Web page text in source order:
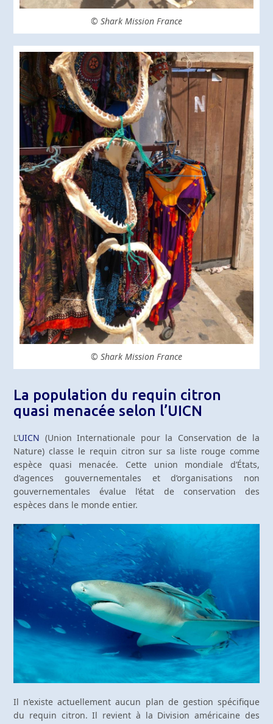
© Shark Mission France
© Shark Mission France
La population du requin citron
quasi menacée selon l’UICN
L’UICN (Union Internationale pour la Conservation de la
Nature) classe le requin citron sur sa liste rouge comme
espèce quasi menacée. Cette union mondiale d’États,
d’agences gouvernementales et d’organisations non
gouvernementales évalue l’état de conservation des
espèces dans le monde entier.
Il n’existe actuellement aucun plan de gestion spécifique
du requin citron. Il revient à la Division américaine des